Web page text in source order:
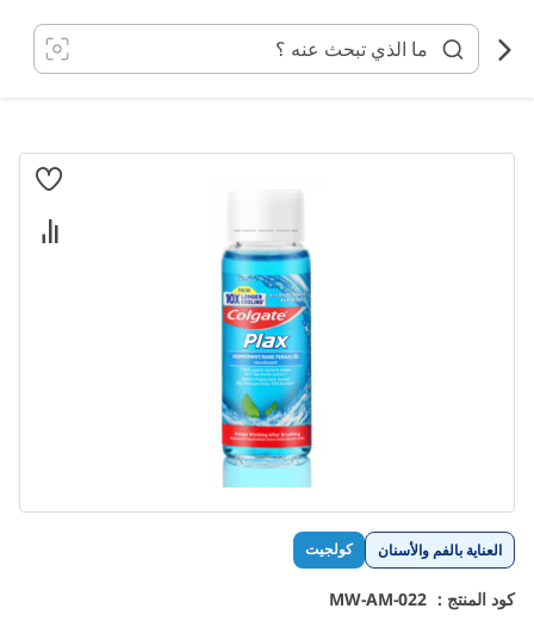
المحتوى
العناية بالفم والأسنان كولجيت
كود المنتج : MW-AM-022
انتقل
تخطي
إلى
بداية
معرض